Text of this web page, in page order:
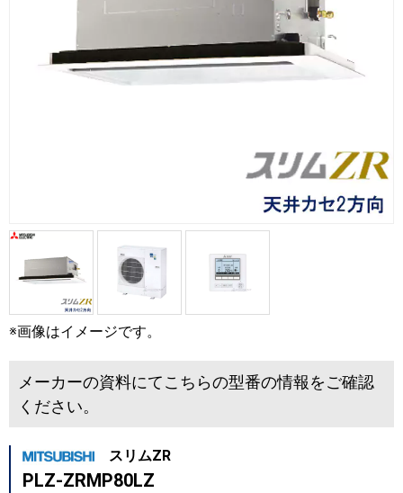
※画像はイメージです。
メーカーの資料にてこちらの型番の情報をご確認
ください。
スリムZR
PLZ-ZRMP80LZ